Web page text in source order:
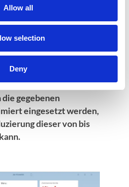
Allow all
selection
Deny
über die Abläufe sowie
erhält. Dabei
abhängig die relevanten
gegebenen
eingesetzt werden,
dieser von bis